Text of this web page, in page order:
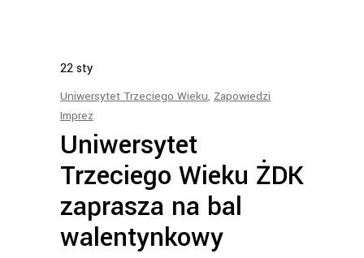
22sty
Uniwersytet Trzeciego Wieku, Zapowiedzi
Imprez
Uniwersytet
Trzeciego Wieku ŻDK
zaprasza na bal
walentynkowy